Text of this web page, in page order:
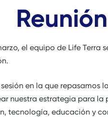
el equipo de Life
en la que
nuestra estrategia para la
tecnología, educación y